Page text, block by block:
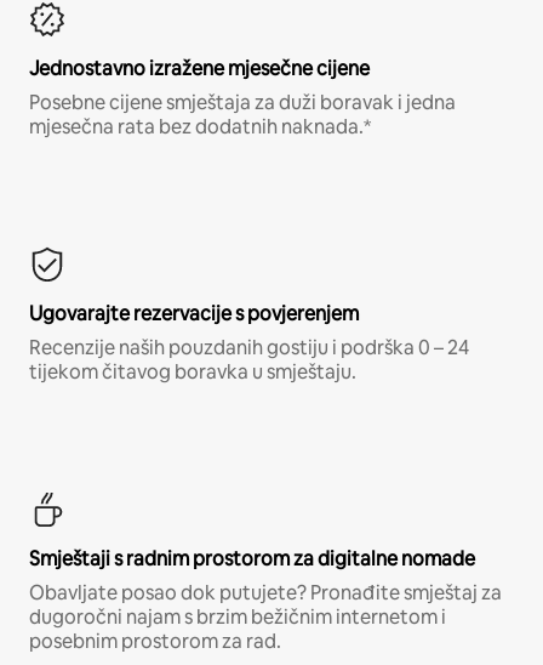
Jednostavno izražene mjesečne cijene
Posebne cijene smještaja za duži boravak i jedna
mjesečna rata bez dodatnih naknada.*
Ugovarajte rezervacije s povjerenjem
Recenzije naših pouzdanih gostiju i podrška 0 – 24
tijekom čitavog boravka u smještaju.
Smještaji s radnim prostorom za digitalne nomade
Obavljate posao dok putujete? Pronađite smještaj za
dugoročni najam s brzim bežičnim internetom i
posebnim prostorom za rad.